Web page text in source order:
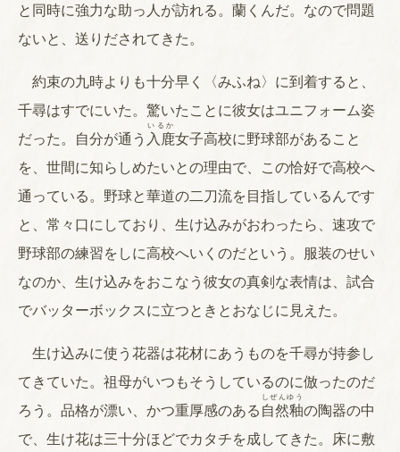
と同時に強力な助っ人が訪れる。蘭くんだ。なので問題
ないと、送りだされてきた。
約束の九時よりも十分早く〈みふね〉に到着すると、
千尋はすでにいた。驚いたことに彼女はユニフォーム姿
だった。自分が通う 入鹿
いるか
女子高校に野球部があること
を、世間に知らしめたいとの理由で、この恰好で高校へ
通っている。野球と華道の二刀流を目指しているんです
と、常々口にしており、生け込みがおわったら、速攻で
野球部の練習をしに高校へいくのだという。服装のせい
なのか、生け込みをおこなう彼女の真剣な表情は、試合
でバッターボックスに立つときとおなじに見えた。
生け込みに使う花器は花材にあうものを千尋が持参し
てきていた。祖母がいつもそうしているのに倣ったのだ
ろう。品格が漂い、かつ重厚感のある 自然釉
しぜんゆう
の陶器の中
で、生け花は三十分ほどでカタチを成してきた。床に敷